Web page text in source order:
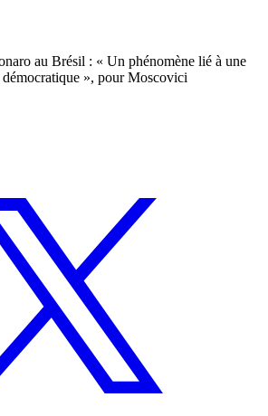
au Brésil : « Un phénomène lié à une
», pour Moscovici